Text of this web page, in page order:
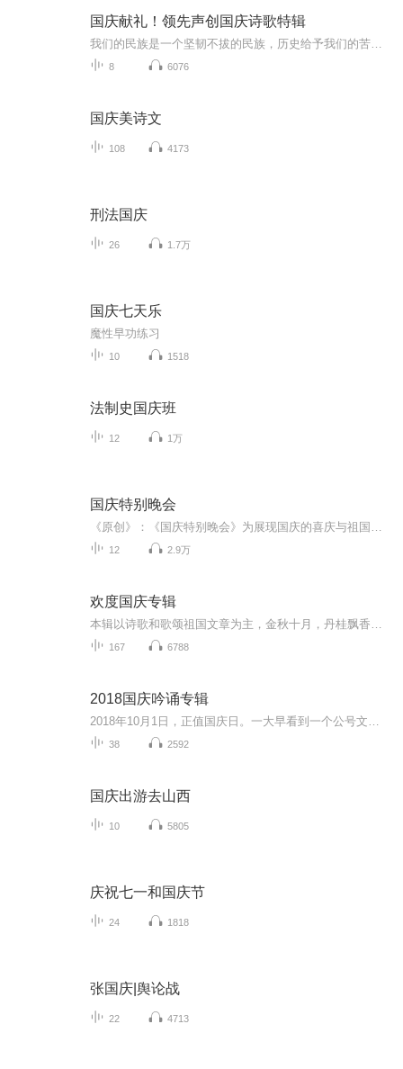
国庆献礼！领先声创国庆诗歌特辑
8 6076
国庆美诗文
108 4173
刑法国庆
26 1.7万
国庆七天乐
魔性早功练习
10 1518
法制史国庆班
12 1万
国庆特别晚会
12 2.9万
欢度国庆专辑
167 6788
2018国庆吟诵专辑
38 2592
国庆出游去山西
10 5805
庆祝七一和国庆节
24 1818
张国庆|舆论战
22 4713